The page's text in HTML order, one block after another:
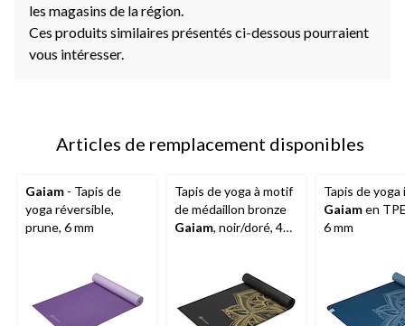
les magasins de la région.
Ces produits similaires présentés ci-dessous pourraient
vous intéresser.
Articles de remplacement disponibles
Gaiam - Tapis de
yoga réversible,
prune, 6 mm
Tapis de yoga à motif
de médaillon bronze
Gaiam, noir/doré, 4
Tapis de yoga
Gaiamen
6 mm